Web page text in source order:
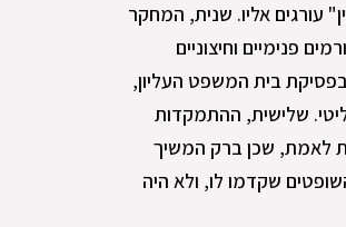
עורגים אליו. שנית, המחקר
פנימיים וחיצוניים
בפסיקת בית המשפט העליון,
שלישית, ההתמקדות
לאמת, שכן ברק המשיך
שקדמו לו, ולא היה